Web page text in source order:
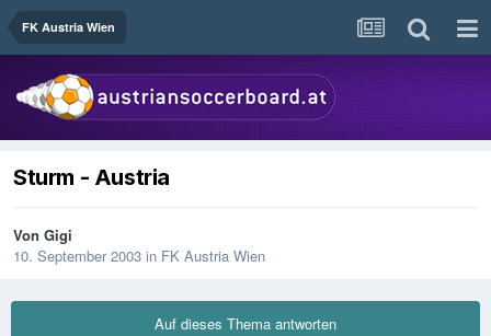
FK Austria Wien
Sturm - Austria
Von Gigi
10. September 2003 in FK Austria Wien
Auf dieses Thema antworten